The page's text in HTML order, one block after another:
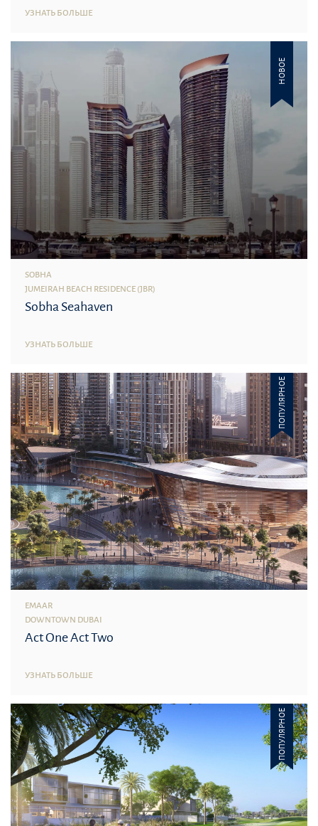
УЗНАТЬ БОЛЬШЕ
НОВОЕ
SOBHA
JUMEIRAH BEACH RESIDENCE (JBR)
Sobha Seahaven
УЗНАТЬ БОЛЬШЕ
ПОПУЛЯРНОЕ
EMAAR
DOWNTOWN DUBAI
Act One Act Two
УЗНАТЬ БОЛЬШЕ
ПОПУЛЯРНОЕ